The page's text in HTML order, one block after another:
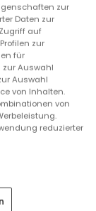
€
zur
Daten zur
auf
zur
für
zur Auswahl
Auswahl
von Inhalten.
von
reduzierter